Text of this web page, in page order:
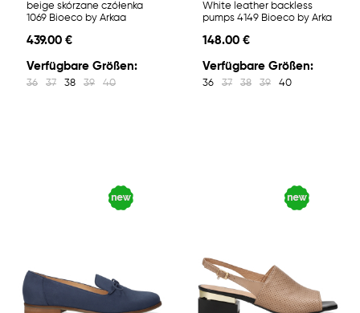
beige skórzane czółenka
1069 Bioeco by Arkaa
439.00 €
Verfügbare Größen:
36 37 38 39 40
White leather backless
pumps 4149 Bioeco by Arka
148.00 €
Verfügbare Größen:
36 37 38 39 40